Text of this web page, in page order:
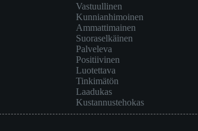
Vastuullinen
Kunnianhimoinen
Ammattimainen
Suoraselkäinen
Palveleva
Positiivinen
Luotettava
Tinkimätön
Laadukas
Kustannustehokas